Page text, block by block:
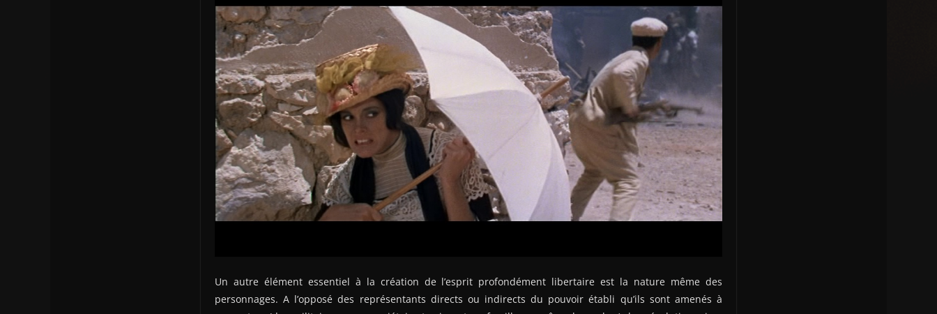
Un autre élément essentiel à la création de l’esprit profondément libertaire est la nature même des
personnages. A l’opposé des représentants directs ou indirects du pouvoir établi qu’ils sont amenés à